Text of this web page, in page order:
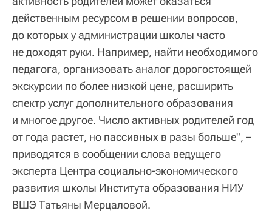
действенным ресурсом в решении вопросов,
до которых у администрации школы часто
не доходят руки. Например, найти необходимого
педагога, организовать аналог дорогостоящей
экскурсии по более низкой цене, расширить
спектр услуг дополнительного образования
и многое другое. Число активных родителей год
от года растет, но пассивных в разы больше", –
приводятся в сообщении слова ведущего
эксперта Центра социально-экономического
развития школы Института образования НИУ
ВШЭ Татьяны Мерцаловой.